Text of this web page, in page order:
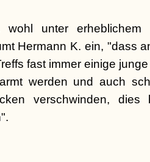
wohl unter erheblichem
Hermann K. ein, "dass
fast immer einige
werden und auch
verschwinden,